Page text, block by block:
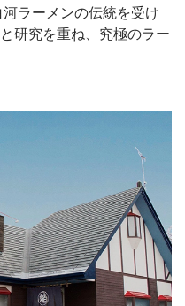
ラーメンの伝統を受け
研究を重ね、究極のラー